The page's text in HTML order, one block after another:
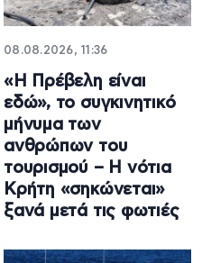
08.08.2026, 11:36
«Η Πρέβελη είναι
εδώ», το συγκινητικό
μήνυμα των
ανθρώπων του
τουρισμού – Η νότια
Κρήτη «σηκώνεται»
ξανά μετά τις φωτιές